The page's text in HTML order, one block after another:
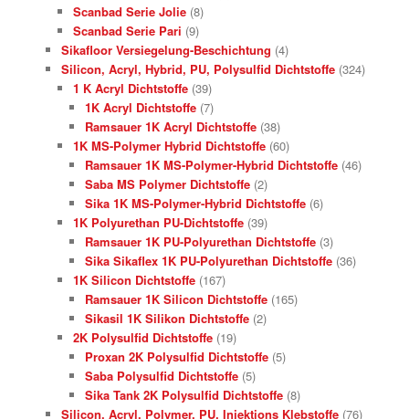
Scanbad Serie Jolie (8)
Scanbad Serie Pari (9)
Sikafloor Versiegelung-Beschichtung (4)
Silicon, Acryl, Hybrid, PU, Polysulfid Dichtstoffe (324)
1 K Acryl Dichtstoffe (39)
1K Acryl Dichtstoffe (7)
Ramsauer 1K Acryl Dichtstoffe (38)
1K MS-Polymer Hybrid Dichtstoffe (60)
Ramsauer 1K MS-Polymer-Hybrid Dichtstoffe (46)
Saba MS Polymer Dichtstoffe (2)
Sika 1K MS-Polymer-Hybrid Dichtstoffe (6)
1K Polyurethan PU-Dichtstoffe (39)
Ramsauer 1K PU-Polyurethan Dichtstoffe (3)
Sika Sikaflex 1K PU-Polyurethan Dichtstoffe (36)
1K Silicon Dichtstoffe (167)
Ramsauer 1K Silicon Dichtstoffe (165)
Sikasil 1K Silikon Dichtstoffe (2)
2K Polysulfid Dichtstoffe (19)
Proxan 2K Polysulfid Dichtstoffe (5)
Saba Polysulfid Dichtstoffe (5)
Sika Tank 2K Polysulfid Dichtstoffe (8)
Silicon, Acryl, Polymer, PU, Injektions Klebstoffe (76)